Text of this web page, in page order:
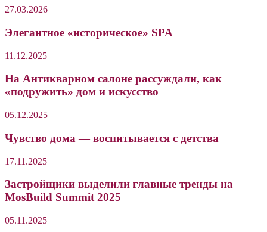
27.03.2026
Элегантное «историческое» SPA
11.12.2025
На Антикварном салоне рассуждали, как
«подружить» дом и искусство
05.12.2025
Чувство дома — воспитывается с детства
17.11.2025
Застройщики выделили главные тренды на
MosBuild Summit 2025
05.11.2025